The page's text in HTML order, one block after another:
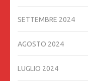
SETTEMBRE 2024
AGOSTO 2024
LUGLIO 2024